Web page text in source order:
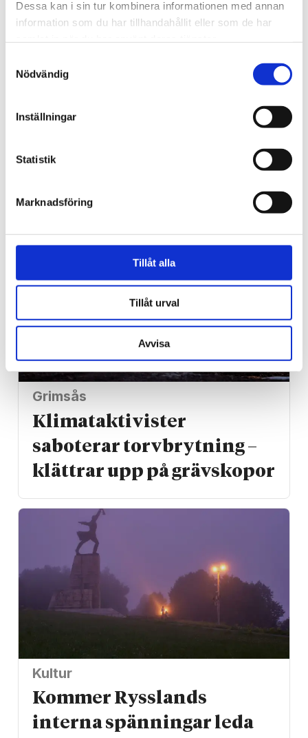
Dessa kan i sin tur kombinera informationen med annan
information som du har tillhandahållit eller som de har
Nödvändig
Inställningar
Statistik
Marknadsföring
Tillåt alla
Tillåt urval
Avvisa
Lovande blåbärssäsong –
så nyttigt är superbäret
Grimsås
Klimat­aktivister
saboterar torv­brytning –
klättrar upp på gräv­skopor
Kultur
Kommer Rysslands
interna spänningar leda